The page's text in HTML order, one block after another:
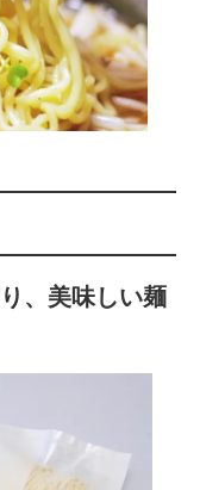
、美味しい麺